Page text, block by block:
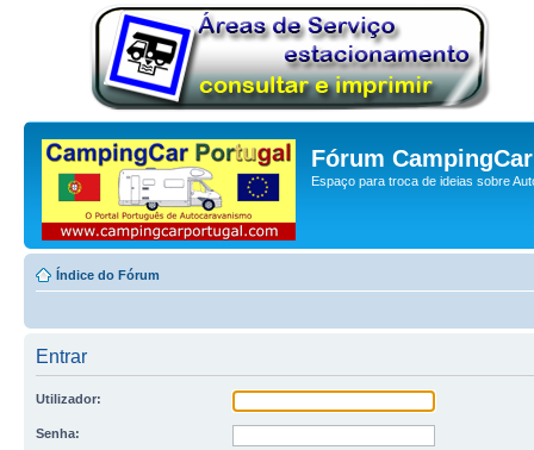
Fórum
Espaço para troca de ideias sobre
Índice do Fórum
Entrar
Utilizador:
Senha: